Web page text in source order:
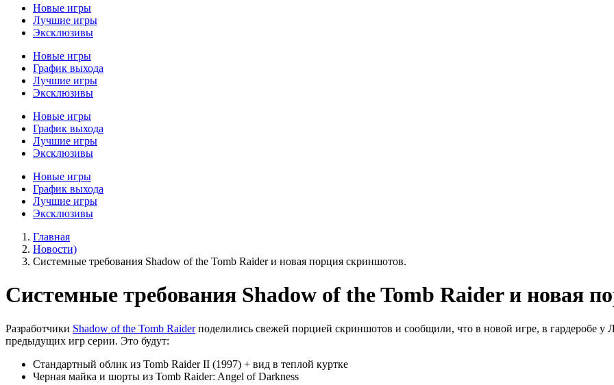
Новые игры
Лучшие игры
Эксклюзивы
Новые игры
График выхода
Лучшие игры
Эксклюзивы
Новые игры
График выхода
Лучшие игры
Эксклюзивы
Новые игры
График выхода
Лучшие игры
Эксклюзивы
Главная
Новости)
Системные требования Shadow of the Tomb Raider и новая порция скриншотов.
Системные требования Shadow of the Tomb Raider и новая
Разработчики Shadow of the Tomb Raiderподелились свежей порцией скриншотов и сообщили, что в новой игре, в гардеробе
предыдущих игр серии. Это будут:
Стандартный облик из Tomb Raider II (1997) + вид в теплой куртке
Черная майка и шорты из Tomb Raider: Angel of Darkness